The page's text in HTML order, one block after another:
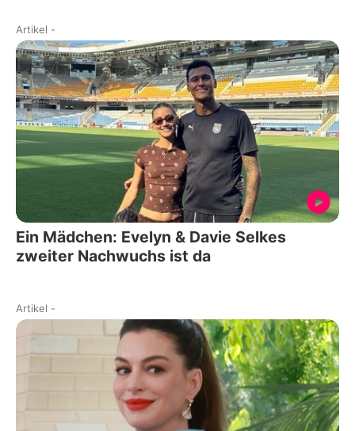
Artikel -
Ein Mädchen: Evelyn & Davie Selkes
zweiter Nachwuchs ist da
Artikel -